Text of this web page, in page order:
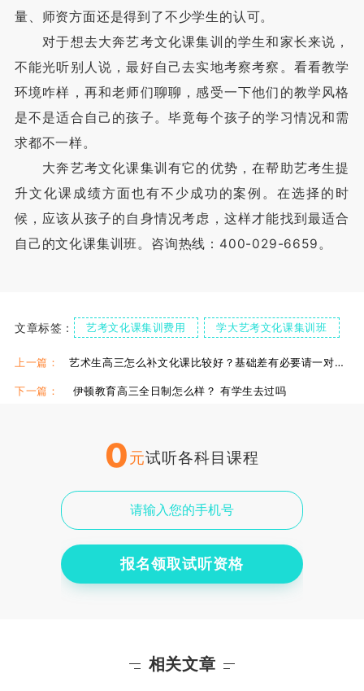
量、师资方面还是得到了不少学生的认可。
对于想去大奔艺考文化课集训的学生和家长来说，
不能光听别人说，最好自己去实地考察考察。看看教学
环境咋样，再和老师们聊聊，感受一下他们的教学风格
是不是适合自己的孩子。毕竟每个孩子的学习情况和需
求都不一样。
大奔艺考文化课集训有它的优势，在帮助艺考生提
升文化课成绩方面也有不少成功的案例。在选择的时
候，应该从孩子的自身情况考虑，这样才能找到最适合
自己的文化课集训班。咨询热线：400-029-6659。
文章标签： 艺考文化课集训费用 学大艺考文化课集训班
大奔补习学校
上一篇： 艺术生高三怎么补文化课比较好？基础差有必要请一对一吗？
下一篇： 伊顿教育高三全日制怎么样？ 有学生去过吗
0元试听各科目课程
报名领取试听资格
相关文章